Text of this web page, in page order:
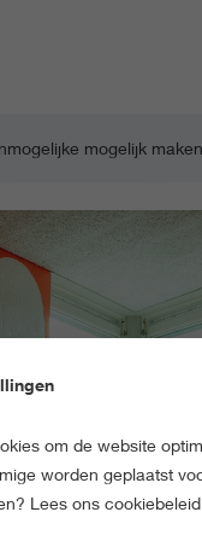
om de website
worden geplaatst
Lees ons